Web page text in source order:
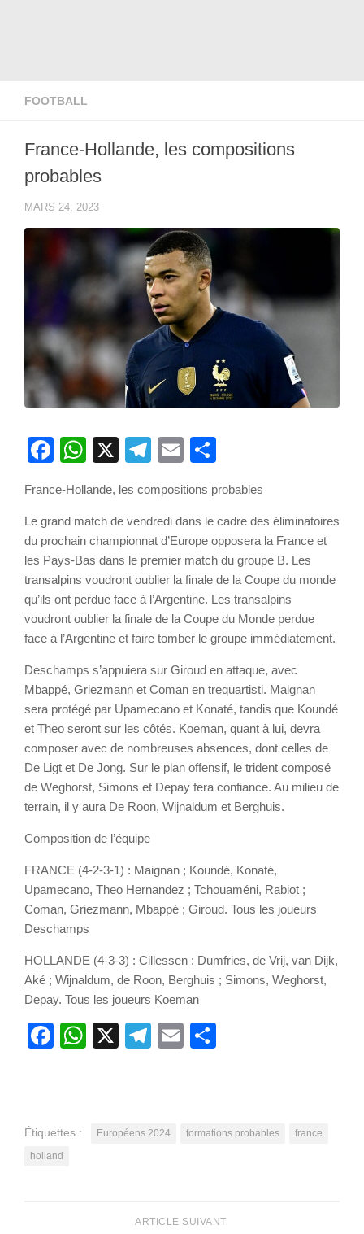
FOOTBALL
France-Hollande, les compositions
probables
MARS 24, 2023
Facebook
WhatsApp
X Telegram
Email
France-Hollande, les compositions probables
Le grand match de vendredi dans le cadre des éliminatoires
du prochain championnat d’Europe opposera la France et
les Pays-Bas dans le premier match du groupe B. Les
transalpins voudront oublier la finale de la Coupe du monde
qu’ils ont perdue face à l’Argentine. Les transalpins
voudront oublier la finale de la Coupe du Monde perdue
face à l’Argentine et faire tomber le groupe immédiatement.
Deschamps s’appuiera sur Giroud en attaque, avec
Mbappé, Griezmann et Coman en trequartisti. Maignan
sera protégé par Upamecano et Konaté, tandis que Koundé
et Theo seront sur les côtés. Koeman, quant à lui, devra
composer avec de nombreuses absences, dont celles de
De Ligt et De Jong. Sur le plan offensif, le trident composé
de Weghorst, Simons et Depay fera confiance. Au milieu de
terrain, il y aura De Roon, Wijnaldum et Berghuis.
Composition de l’équipe
FRANCE (4-2-3-1) : Maignan ; Koundé, Konaté,
Upamecano, Theo Hernandez ; Tchouaméni, Rabiot ;
Coman, Griezmann, Mbappé ; Giroud. Tous les joueurs
Deschamps
HOLLANDE (4-3-3) : Cillessen ; Dumfries, de Vrij, van Dijk,
Aké ; Wijnaldum, de Roon, Berghuis ; Simons, Weghorst,
Depay. Tous les joueurs Koeman
Facebook
WhatsApp
X Telegram
Email
Étiquettes : Européens 2024 formations probables
france
holland
ARTICLE SUIVANT